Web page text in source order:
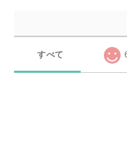
すべて